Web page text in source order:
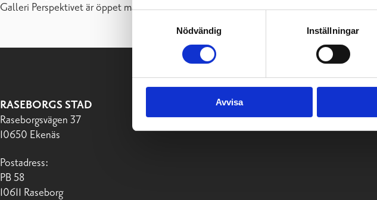
Nödvändig
Inställningar
Avvisa
Galleri Perspektivet är öppet må-on 10-19, to-fre 10-17, lö 10-14, sö stängtVarmt
RASEBORGS STAD
Raseborgsvägen 37
10650 Ekenäs
Postadress:
PB 58
10611 Raseborg